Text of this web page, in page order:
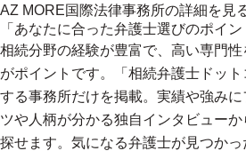
AZ MORE国際法律事務所の詳細を見
「あなたに合った弁護士選びのポイン
相続分野の経験が豊富で、高い専門
がポイントです。「相続弁護士ドッ
する事務所だけを掲載。実績や強み
ツや人柄が分かる独自インタビュー
探せます。気になる弁護士が見つか